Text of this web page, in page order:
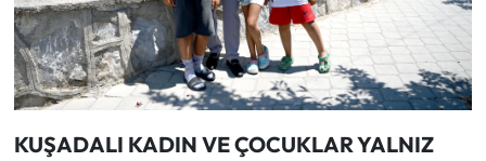
KUŞADALI KADIN VE ÇOCUKLAR YALNIZ